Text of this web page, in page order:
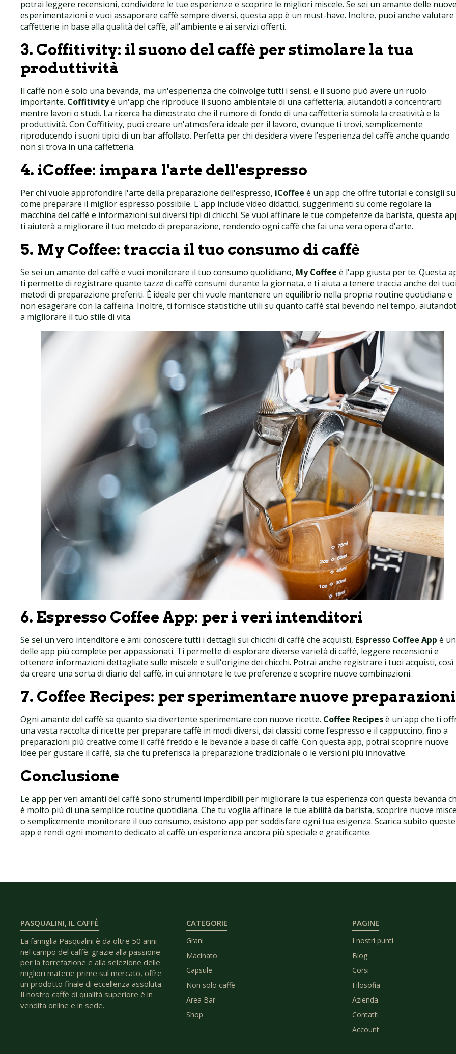
potrai leggere recensioni, condividere le tue esperienze e scoprire le migliori miscele. Se sei un amante delle nuove
esperimentazioni e vuoi assaporare caffè sempre diversi, questa app è un must-have. Inoltre, puoi anche valutare
caffetterie in base alla qualità del caffè, all'ambiente e ai servizi offerti.
3. Coffitivity: il suono del caffè per stimolare la tua
produttività
Il caffè non è solo una bevanda, ma un'esperienza che coinvolge tutti i sensi, e il suono può avere un ruolo
importante. Coffitivityè un'app che riproduce il suono ambientale di una caffetteria, aiutandoti a concentrarti
mentre lavori o studi. La ricerca ha dimostrato che il rumore di fondo di una caffetteria stimola la creatività e la
produttività. Con Coffitivity, puoi creare un'atmosfera ideale per il lavoro, ovunque ti trovi, semplicemente
riproducendo i suoni tipici di un bar affollato. Perfetta per chi desidera vivere l’esperienza del caffè anche quando
non si trova in una caffetteria.
4. iCoffee: impara l'arte dell'espresso
Per chi vuole approfondire l'arte della preparazione dell'espresso, iCoffee è un'app che offre tutorial e consigli su
come preparare il miglior espresso possibile. L'app include video didattici, suggerimenti su come regolare la
macchina del caffè e informazioni sui diversi tipi di chicchi. Se vuoi affinare le tue competenze da barista, questa
ti aiuterà a migliorare il tuo metodo di preparazione, rendendo ogni caffè che fai una vera opera d'arte.
5. My Coffee: traccia il tuo consumo di caffè
Se sei un amante del caffè e vuoi monitorare il tuo consumo quotidiano, My Coffee è l'app giusta per te. Questa
ti permette di registrare quante tazze di caffè consumi durante la giornata, e ti aiuta a tenere traccia anche dei tuoi
metodi di preparazione preferiti. È ideale per chi vuole mantenere un equilibrio nella propria routine quotidiana e
non esagerare con la caffeina. Inoltre, ti fornisce statistiche utili su quanto caffè stai bevendo nel tempo,
a migliorare il tuo stile di vita.
6. Espresso Coffee App: per i veri intenditori
Se sei un vero intenditore e ami conoscere tutti i dettagli sui chicchi di caffè che acquisti, Espresso Coffee App è
delle app più complete per appassionati. Ti permette di esplorare diverse varietà di caffè, leggere recensioni e
ottenere informazioni dettagliate sulle miscele e sull'origine dei chicchi. Potrai anche registrare i tuoi acquisti, così
da creare una sorta di diario del caffè, in cui annotare le tue preferenze e scoprire nuove combinazioni.
7. Coffee Recipes: per sperimentare nuove preparazioni
Ogni amante del caffè sa quanto sia divertente sperimentare con nuove ricette. Coffee Recipesè un'app che ti
una vasta raccolta di ricette per preparare caffè in modi diversi, dai classici come l’espresso e il cappuccino, fino a
preparazioni più creative come il caffè freddo e le bevande a base di caffè. Con questa app, potrai scoprire nuove
idee per gustare il caffè, sia che tu preferisca la preparazione tradizionale o le versioni più innovative.
Conclusione
Le app per veri amanti del caffè sono strumenti imperdibili per migliorare la tua esperienza con questa bevanda
è molto più di una semplice routine quotidiana. Che tu voglia affinare le tue abilità da barista, scoprire nuove
o semplicemente monitorare il tuo consumo, esistono app per soddisfare ogni tua esigenza. Scarica subito queste
app e rendi ogni momento dedicato al caffè un'esperienza ancora più speciale e gratificante.
PASQUALINI, IL CAFFÈ
La famiglia Pasqualini è da oltre 50 anni
nel campo del caffè: grazie alla passione
per la torrefazione e alla selezione delle
migliori materie prime sul mercato, offre
un prodotto finale di eccellenza assoluta.
Il nostro caffè di qualità superiore è in
vendita online e in sede.
CATEGORIE
Grani
Macinato
Capsule
Non solo caffè
Area Bar
Shop
PAGINE
I nostri punti
Blog
Corsi
Filosofia
Azienda
Contatti
Account